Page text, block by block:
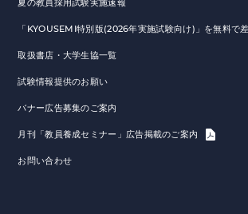
夏の教員採用試験実施速報
「KYOUSEMI特別版(2026年実施試験向け)」を無料で
取扱書店・大学生協一覧
試験情報提供のお願い
バナー広告募集のご案内
月刊「教員養成セミナー」広告掲載のご案内
お問い合わせ